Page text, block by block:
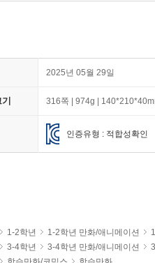
2025년 05월 29일
316쪽 | 974g |
인증유형 : 적합성확인
1-2학년 1-2학년 만화/애니메이션
3-4학년 3-4학년 만화/애니메이션